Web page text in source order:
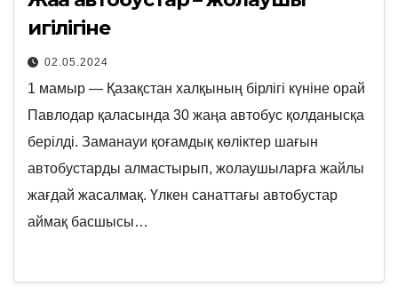
игілігіне
02.05.2024
1 мамыр — Қазақстан халқының бірлігі күніне орай
Павлодар қаласында 30 жаңа автобус қолданысқа
берілді. Заманауи қоғамдық көліктер шағын
автобустарды алмастырып, жолаушыларға жайлы
жағдай жасалмақ. Үлкен санаттағы автобустар
аймақ басшысы…